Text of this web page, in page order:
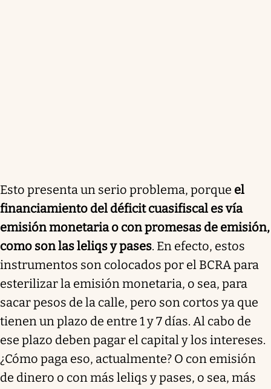
Esto presenta un serio problema, porque el
financiamiento del déficit cuasifiscal es vía
emisión monetaria o con promesas de emisión,
como son las leliqs y pases. En efecto, estos
instrumentos son colocados por el BCRA para
esterilizar la emisión monetaria, o sea, para
sacar pesos de la calle, pero son cortos ya que
tienen un plazo de entre 1 y 7 días. Al cabo de
ese plazo deben pagar el capital y los intereses.
¿Cómo paga eso, actualmente? O con emisión
de dinero o con más leliqs y pases, o sea, más